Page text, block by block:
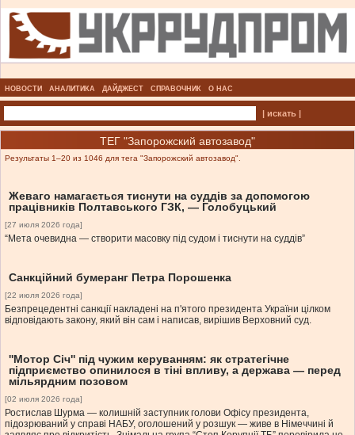
НОВОСТИ АНАЛИТИКА ДАЙДЖЕСТ СПРАВОЧНИК О НАС
| искать |
ТЕГ "Запорожский автозавод"
Результаты 1–20 из 1046 для тега "Запорожский автозавод".
Жеваго намагається тиснути на суддів за допомогою
працівників Полтавського ГЗК, — Голобуцький
[27 июля 2026 года]
“Мета очевидна — створити масовку під судом і тиснути на суддів”
Санкційний бумеранг Петра Порошенка
[22 июля 2026 года]
Безпрецедентні санкції накладені на п'ятого президента України цілком
відповідають закону, який він сам і написав, вирішив Верховний суд.
''Мотор Січ'' під чужим керуванням: як стратегічне
підприємство опинилося в тіні впливу, а держава — перед
мільярдним позовом
[02 июля 2026 года]
Ростислав Шурма — колишній заступник голови Офісу президента,
підозрюваний у справі НАБУ, оголошений у розшук — живе в Німеччині й